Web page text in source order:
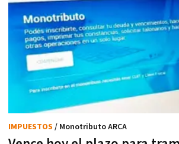
IMPUESTOS / Monotributo ARCA